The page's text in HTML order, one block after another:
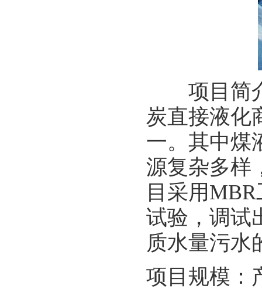
项目简介
炭直接液化
一。其中煤
源复杂多样
目采用
试验，调试
质水量污水
项目规模：